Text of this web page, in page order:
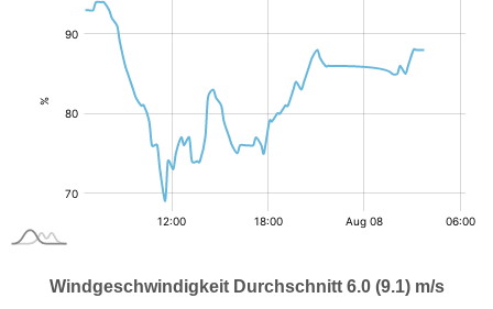
Windgeschwindigkeit Durchschnitt 6.0 (9.1) m/s